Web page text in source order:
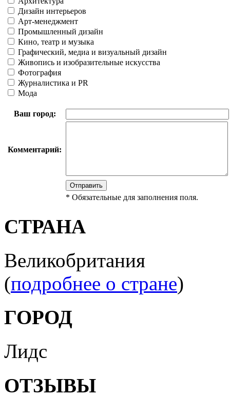
Дизайн интерьеров
Арт-менеджмент
Промышленный дизайн
Кино, театр и музыка
Графический, медиа и визуальный дизайн
Живопись и изобразительные искусства
Фотография
Журналистика и PR
Мода
Ваш город:
Комментарий:
* Обязательные для заполнения поля.
СТРАНА
Великобритания
(подробнее о стране)
ГОРОД
Лидс
ОТЗЫВЫ